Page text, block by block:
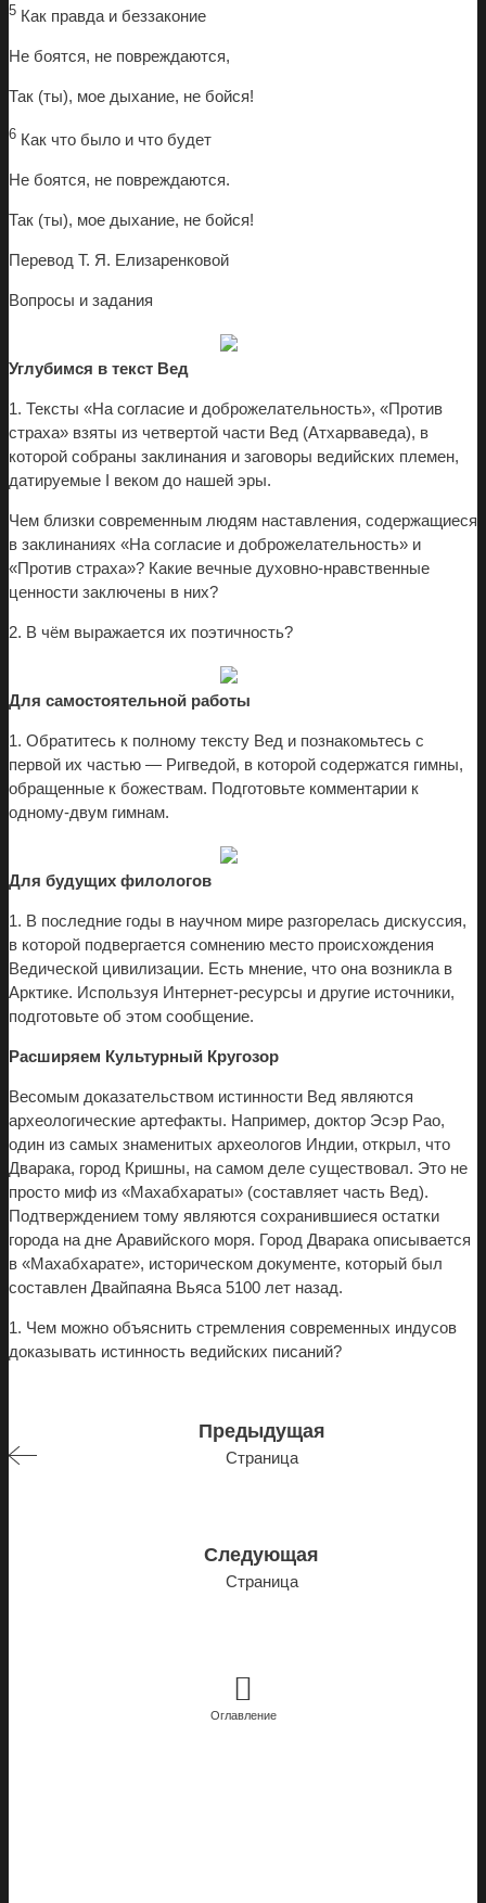
5 Как правда и беззаконие
Не боятся, не повреждаются,
Так (ты), мое дыхание, не бойся!
6 Как что было и что будет
Не боятся, не повреждаются.
Так (ты), мое дыхание, не бойся!
Перевод Т. Я. Елизаренковой
Вопросы и задания
Углубимся в текст Вед
1. Тексты «На согласие и доброжелательность», «Против
страха» взяты из четвертой части Вед (Атхарваведа), в
которой собраны заклинания и заговоры ведийских племен,
датируемые I веком до нашей эры.
Чем близки современным людям наставления, содержащиеся
в заклинаниях «На согласие и доброжелательность» и
«Против страха»? Какие вечные духовно-нравственные
ценности заключены в них?
2. В чём выражается их поэтичность?
Для самостоятельной работы
1. Обратитесь к полному тексту Вед и познакомьтесь с
первой их частью — Ригведой, в которой содержатся гимны,
обращенные к божествам. Подготовьте комментарии к
одному-двум гимнам.
Для будущих филологов
1. В последние годы в научном мире разгорелась дискуссия,
в которой подвергается сомнению место происхождения
Ведической цивилизации. Есть мнение, что она возникла в
Арктике. Используя Интернет-ресурсы и другие источники,
подготовьте об этом сообщение.
Расширяем Культурный Кругозор
Весомым доказательством истинности Вед являются
археологические артефакты. Например, доктор Эсэр Рао,
один из самых знаменитых археологов Индии, открыл, что
Дварака, город Кришны, на самом деле существовал. Это не
просто миф из «Махабхараты» (составляет часть Вед).
Подтверждением тому являются сохранившиеся остатки
города на дне Аравийского моря. Город Дварака описывается
в «Махабхарате», историческом документе, который был
составлен Двайпаяна Вьяса 5100 лет назад.
1. Чем можно объяснить стремления современных индусов
доказывать истинность ведийских писаний?
Предыдущая
Страница
Следующая
Страница
Оглавление